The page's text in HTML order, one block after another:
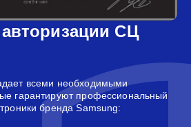
СЦ
всеми необходимыми
гарантируют профессиональный
бренда Samsung: